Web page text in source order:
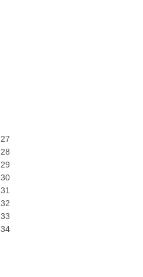
27
28
29
30
31
32
33
34